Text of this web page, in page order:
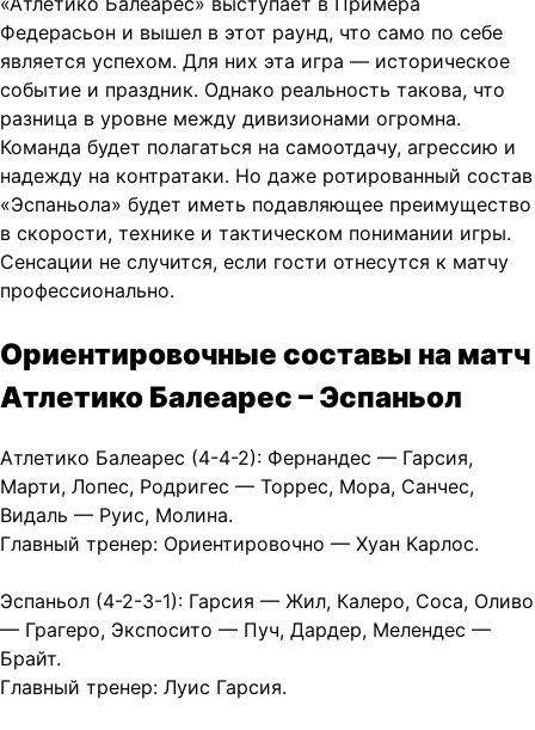
Федерасьон и вышел в этот раунд, что само по себе
является успехом. Для них эта игра — историческое
событие и праздник. Однако реальность такова, что
разница в уровне между дивизионами огромна.
Команда будет полагаться на самоотдачу, агрессию и
надежду на контратаки. Но даже ротированный состав
«Эспаньола» будет иметь подавляющее преимущество
в скорости, технике и тактическом понимании игры.
Сенсации не случится, если гости отнесутся к матчу
профессионально.
Ориентировочные составы на матч
Атлетико Балеарес – Эспаньол
Атлетико Балеарес (4-4-2): Фернандес — Гарсия,
Марти, Лопес, Родригес — Торрес, Мора, Санчес,
Видаль — Руис, Молина.
Главный тренер: Ориентировочно — Хуан Карлос.
Эспаньол (4-2-3-1): Гарсия — Жил, Калеро, Соса, Оливо
— Грагеро, Экспосито — Пуч, Дардер, Мелендес —
Брайт.
Главный тренер: Луис Гарсия.